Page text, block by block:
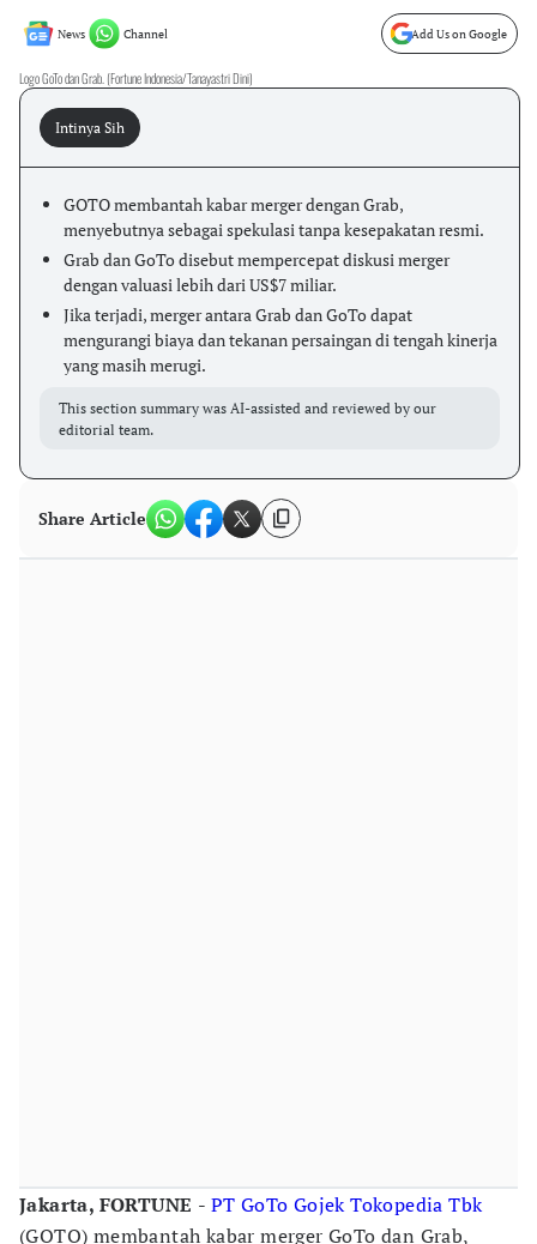
News Channel Add Us on Google
Logo GoTo dan Grab. (Fortune Indonesia/Tanayastri Dini)
Intinya Sih
GOTO membantah kabar merger dengan Grab,
menyebutnya sebagai spekulasi tanpa kesepakatan resmi.
Grab dan GoTo disebut mempercepat diskusi merger
dengan valuasi lebih dari US$7 miliar.
Jika terjadi, merger antara Grab dan GoTo dapat
mengurangi biaya dan tekanan persaingan di tengah kinerja
yang masih merugi.
This section summary was AI-assisted and reviewed by our
editorial team.
Share Article
Jakarta, FORTUNE - PT GoTo Gojek Tokopedia Tbk
(GOTO) membantah kabar merger GoTo dan Grab,